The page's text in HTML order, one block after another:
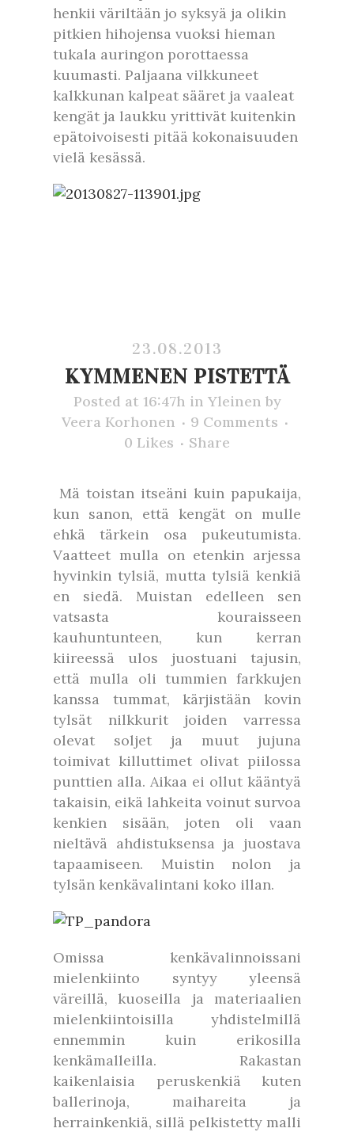
henkii väriltään jo syksyä ja olikin
pitkien hihojensa vuoksi hieman
tukala auringon porottaessa
kuumasti. Paljaana vilkkuneet
kalkkunan kalpeat sääret ja vaaleat
kengät ja laukku yrittivät kuitenkin
epätoivoisesti pitää kokonaisuuden
vielä kesässä.
23.08.2013
KYMMENEN PISTETTÄ
Posted at 16:47h in Yleinen by
Veera Korhonen
9 Comments
0 Likes Share
Mä toistan itseäni kuin papukaija,
kun sanon, että kengät on mulle
ehkä tärkein osa pukeutumista.
Vaatteet mulla on etenkin arjessa
hyvinkin tylsiä, mutta tylsiä kenkiä
en siedä. Muistan edelleen sen
vatsasta kouraisseen
kauhuntunteen, kun kerran
kiireessä ulos juostuani tajusin,
että mulla oli tummien farkkujen
kanssa tummat, kärjistään kovin
tylsät nilkkurit joiden varressa
olevat soljet ja muut jujuna
toimivat killuttimet olivat piilossa
punttien alla. Aikaa ei ollut kääntyä
takaisin, eikä lahkeita voinut survoa
kenkien sisään, joten oli vaan
nieltävä ahdistuksensa ja juostava
tapaamiseen. Muistin nolon ja
tylsän kenkävalintani koko illan.
Omissa kenkävalinnoissani
mielenkiinto syntyy yleensä
väreillä, kuoseilla ja materiaalien
mielenkiintoisilla yhdistelmillä
ennemmin kuin erikosilla
kenkämalleilla. Rakastan
kaikenlaisia peruskenkiä kuten
ballerinoja, maihareita ja
herrainkenkiä, sillä pelkistetty malli